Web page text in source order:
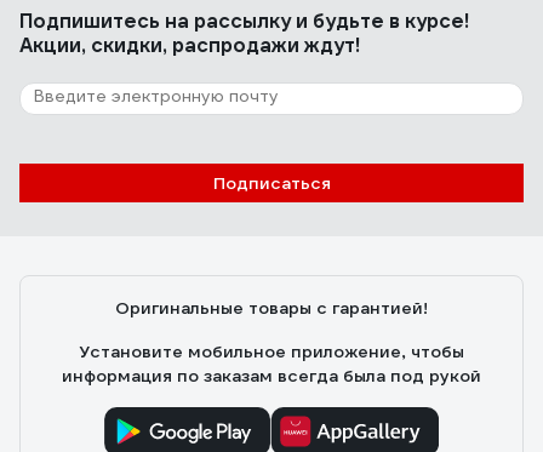
Подпишитесь на рассылкуи будьте в курсе!
Акции, скидки, распродажи ждут!
Подписаться
Оригинальные товары с гарантией!
Установите мобильное приложение, чтобы
информация по заказам всегда была под рукой